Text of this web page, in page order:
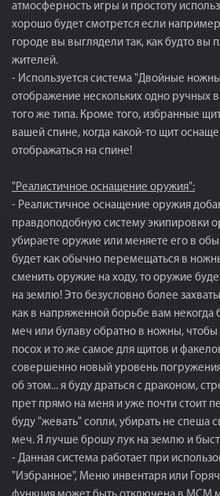
атмосферность игры и простоту
хорошо будет смотрется если
городе вы выглядели так, как будто вы
жителей.
- Используется система "Двойные
отображение нескольких одно ручных
того же типа. Кроме того, избранные
вашей спине, когда какой-то щит
отображаться на спине!
"Реалистичное оснащение оружия":
- Реалистичное оснащение оружия
правдоподобную систему экипировки
убираете оружие или меняете его в
будет как обычно перемещаться в
сменить оружие на ходу, то оружие
на землю! Это безусловно более
как в напряженной борьбе вам некогда
меч или булаву обратно в ножны,
посох и то же самое для щитов и
совершенно новый уровень
об этом... я буду драться с драконом,
прет прямо на меня и уже почти стоит
буду "жевать" сопли, убирать не спеша
меч. Я лучше брошу лук на землю и
- Данная система работает при
"Избранное", Меню инвентаря или